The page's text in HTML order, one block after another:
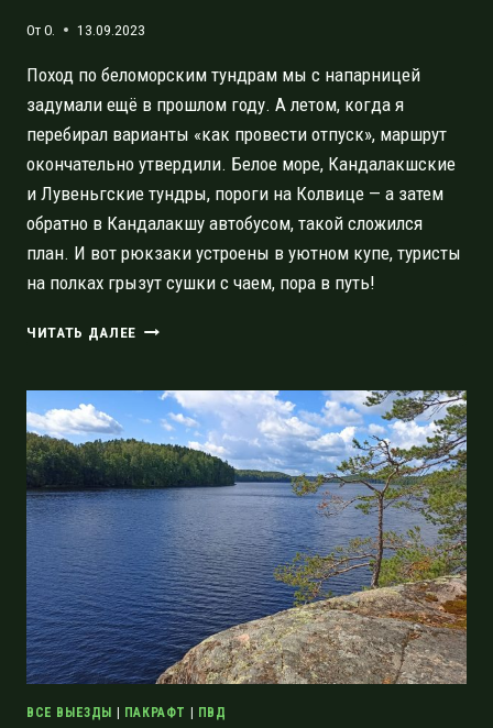
ОтO. 13.09.2023
Поход по беломорским тундрам мы с напарницей
задумали ещё в прошлом году. А летом, когда я
перебирал варианты «как провести отпуск», маршрут
окончательно утвердили. Белое море, Кандалакшские
и Лувеньгские тундры, пороги на Колвице — а затем
обратно в Кандалакшу автобусом, такой сложился
план. И вот рюкзаки устроены в уютном купе, туристы
на полках грызут сушки с чаем, пора в путь!
ЧИТАТЬ ДАЛЕЕ КАНДАЛАКША
РАЗВЕДПОХОД
ПО
ТУНДРАМ
БЕЛОГО
МОРЯ
ВСЕ ВЫЕЗДЫ | ПАКРАФТ | ПВД